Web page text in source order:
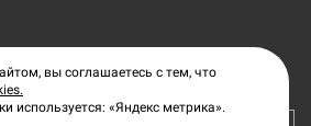
новостей
вы соглашаетесь с тем, что
используется: «Яндекс метрика».